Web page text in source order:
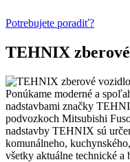
Potrebujete poradiť?
TEHNIX
Ponúkame moderné a
nadstavbami značky
podvozkoch Mitsubishi
nadstavby TEHNIX sú
komunálneho,
všetky aktuálne technické a